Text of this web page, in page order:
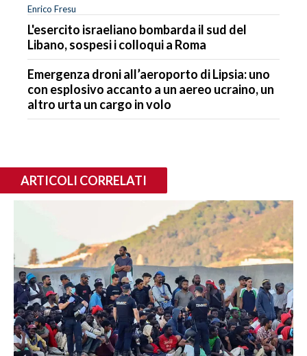
Enrico Fresu
L'esercito israeliano bombarda il sud del
Libano, sospesi i colloqui a Roma
Emergenza droni all’aeroporto di Lipsia: uno
con esplosivo accanto a un aereo ucraino, un
altro urta un cargo in volo
ARTICOLI CORRELATI